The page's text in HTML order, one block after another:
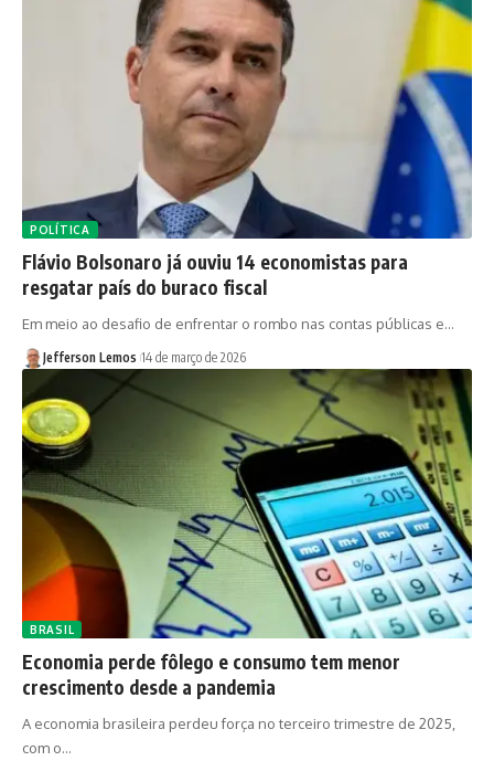
POLÍTICA
Flávio Bolsonaro já ouviu 14 economistas para
resgatar país do buraco fiscal
Em meio ao desafio de enfrentar o rombo nas contas públicas e…
Jefferson Lemos 14 de março de 2026
BRASIL
Economia perde fôlego e consumo tem menor
crescimento desde a pandemia
A economia brasileira perdeu força no terceiro trimestre de 2025,
com o…